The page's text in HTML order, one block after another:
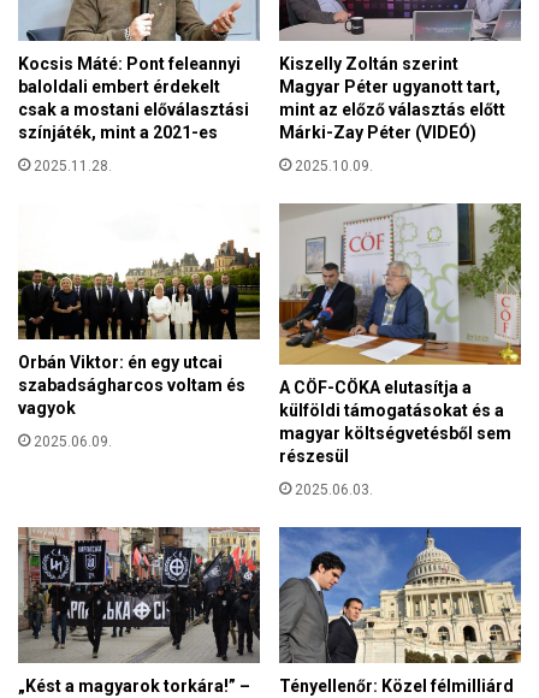
s
í
t
á
s
r
e
a
M
O
L
-
Kocsis Máté: Pont feleannyi
baloldali embert érdekelt
csak a mostani előválasztási
színjáték, mint a 2021-es
2025.11.28.
Kiszelly Zoltán szerint
Magyar Péter ugyanott tart,
mint az előző választás előtt
Márki-Zay Péter (VIDEÓ)
2025.10.09.
Orbán Viktor: én egy utcai
szabadságharcos voltam és
vagyok
2025.06.09.
A CÖF-CÖKA elutasítja a
külföldi támogatásokat és a
magyar költségvetésből sem
részesül
2025.06.03.
„Kést a magyarok torkára!” –
Tényellenőr: Közel félmilliárd